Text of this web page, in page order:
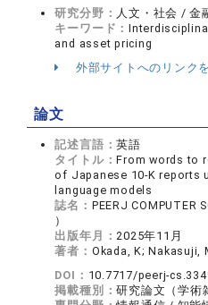
研究分野： 人文・社会 / 金
キーワード：
and asset pricing
外部サイトへのリンク
論文
記述言語：英語
タイトル：From words to
of Japanese 10-K reports
language models
誌名： PEERJ COMPUTER
）
出版年月： 2025年11月
著者： Okada, K; Nakasuji,
DOI： 10.7717/peerj-
掲載種別：研究論文（学術